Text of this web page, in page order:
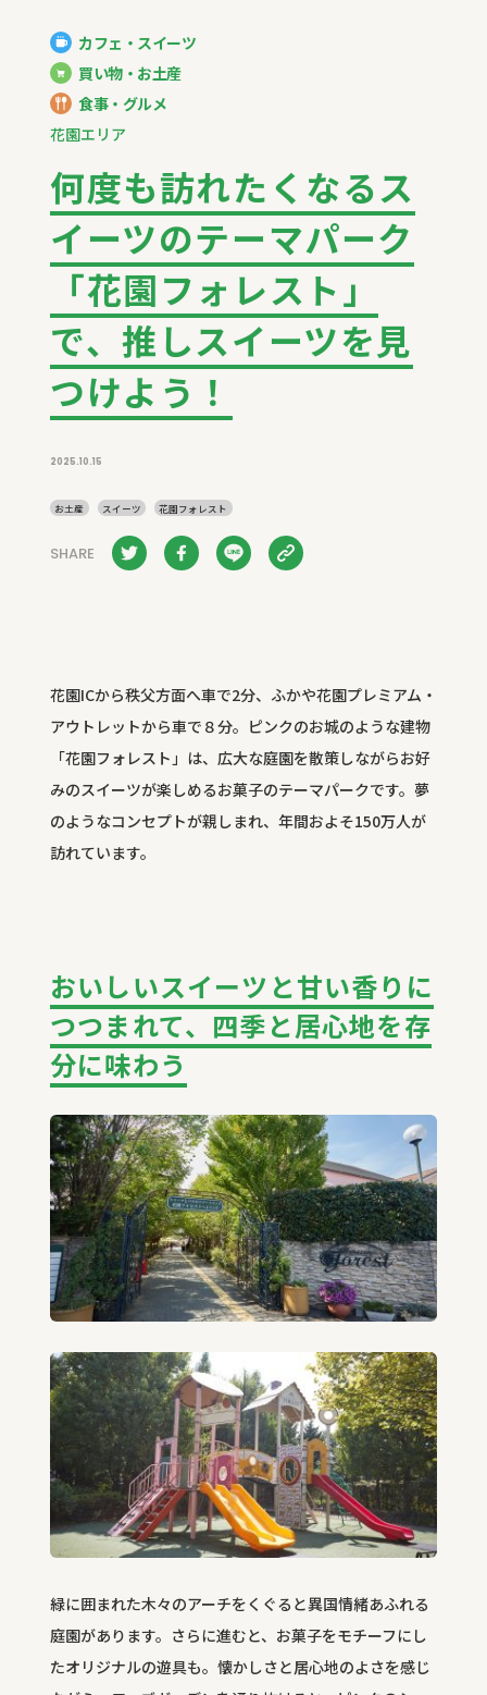
カフェ・スイーツ
買い物・お土産
食事・グルメ
花園エリア
何度も訪れたくなるス
イーツのテーマパーク
「花園フォレスト」
で、推しスイーツを見
つけよう！
2025.10.15
お土産 スイーツ 花園フォレスト
SHARE
花園ICから秩父方面へ車で2分、ふかや花園プレミアム・
アウトレットから車で８分。ピンクのお城のような建物
「花園フォレスト」は、広大な庭園を散策しながらお好
みのスイーツが楽しめるお菓子のテーマパークです。夢
のようなコンセプトが親しまれ、年間およそ150万人が
訪れています。
おいしいスイーツと甘い香りに
つつまれて、四季と居心地を存
分に味わう
緑に囲まれた木々のアーチをくぐると異国情緒あふれる
庭園があります。さらに進むと、お菓子をモチーフにし
たオリジナルの遊具も。懐かしさと居心地のよさを感じ